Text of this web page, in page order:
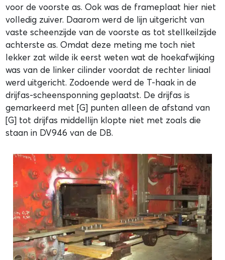
voor de voorste as. Ook was de frameplaat hier niet
volledig zuiver. Daarom werd de lijn uitgericht van
vaste scheenzijde van de voorste as tot stellkeilzijde
achterste as. Omdat deze meting me toch niet
lekker zat wilde ik eerst weten wat de hoekafwijking
was van de linker cilinder voordat de rechter liniaal
werd uitgericht. Zodoende werd de T-haak in de
drijfas-scheensponning geplaatst. De drijfas is
gemarkeerd met [G] punten alleen de afstand van
[G] tot drijfas middellijn klopte niet met zoals die
staan in DV946 van de DB.